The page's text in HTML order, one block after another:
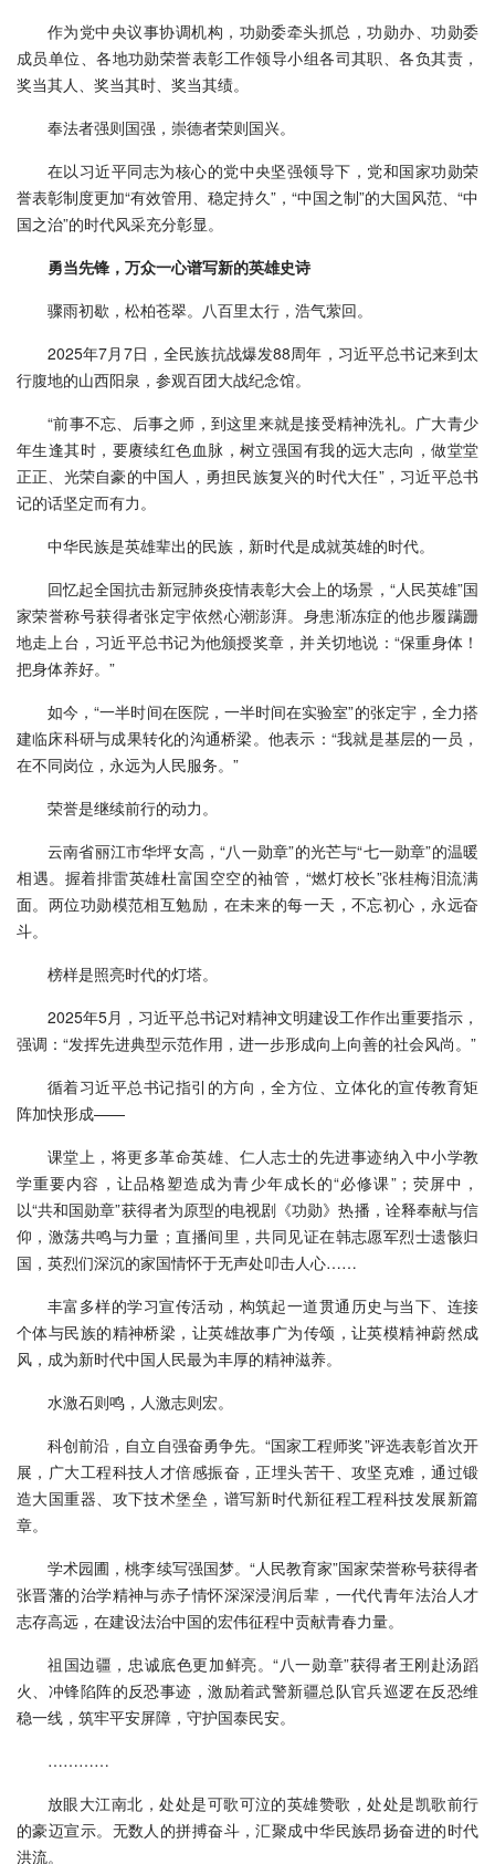
作为党中央议事协调机构，功勋委牵头抓总，功勋办、功勋委
成员单位、各地功勋荣誉表彰工作领导小组各司其职、各负其责，
奖当其人、奖当其时、奖当其绩。
奉法者强则国强，崇德者荣则国兴。
在以习近平同志为核心的党中央坚强领导下，党和国家功勋荣
誉表彰制度更加“有效管用、稳定持久”，“中国之制”的大国风范、“中
国之治”的时代风采充分彰显。
勇当先锋，万众一心谱写新的英雄史诗
骤雨初歇，松柏苍翠。八百里太行，浩气萦回。
2025年7月7日，全民族抗战爆发88周年，习近平总书记来到太
行腹地的山西阳泉，参观百团大战纪念馆。
“前事不忘、后事之师，到这里来就是接受精神洗礼。广大青少
年生逢其时，要赓续红色血脉，树立强国有我的远大志向，做堂堂
正正、光荣自豪的中国人，勇担民族复兴的时代大任”，习近平总书
记的话坚定而有力。
中华民族是英雄辈出的民族，新时代是成就英雄的时代。
回忆起全国抗击新冠肺炎疫情表彰大会上的场景，“人民英雄”国
家荣誉称号获得者张定宇依然心潮澎湃。身患渐冻症的他步履蹒跚
地走上台，习近平总书记为他颁授奖章，并关切地说：“保重身体！
把身体养好。”
如今，“一半时间在医院，一半时间在实验室”的张定宇，全力搭
建临床科研与成果转化的沟通桥梁。他表示：“我就是基层的一员，
在不同岗位，永远为人民服务。”
荣誉是继续前行的动力。
云南省丽江市华坪女高，“八一勋章”的光芒与“七一勋章”的温暖
相遇。握着排雷英雄杜富国空空的袖管，“燃灯校长”张桂梅泪流满
面。两位功勋模范相互勉励，在未来的每一天，不忘初心，永远奋
斗。
榜样是照亮时代的灯塔。
2025年5月，习近平总书记对精神文明建设工作作出重要指示，
强调：“发挥先进典型示范作用，进一步形成向上向善的社会风尚。”
循着习近平总书记指引的方向，全方位、立体化的宣传教育矩
阵加快形成——
课堂上，将更多革命英雄、仁人志士的先进事迹纳入中小学教
学重要内容，让品格塑造成为青少年成长的“必修课”；荧屏中，
以“共和国勋章”获得者为原型的电视剧《功勋》热播，诠释奉献与信
仰，激荡共鸣与力量；直播间里，共同见证在韩志愿军烈士遗骸归
国，英烈们深沉的家国情怀于无声处叩击人心……
丰富多样的学习宣传活动，构筑起一道贯通历史与当下、连接
个体与民族的精神桥梁，让英雄故事广为传颂，让英模精神蔚然成
风，成为新时代中国人民最为丰厚的精神滋养。
水激石则鸣，人激志则宏。
科创前沿，自立自强奋勇争先。“国家工程师奖”评选表彰首次开
展，广大工程科技人才倍感振奋，正埋头苦干、攻坚克难，通过锻
造大国重器、攻下技术堡垒，谱写新时代新征程工程科技发展新篇
章。
学术园圃，桃李续写强国梦。“人民教育家”国家荣誉称号获得者
张晋藩的治学精神与赤子情怀深深浸润后辈，一代代青年法治人才
志存高远，在建设法治中国的宏伟征程中贡献青春力量。
祖国边疆，忠诚底色更加鲜亮。“八一勋章”获得者王刚赴汤蹈
火、冲锋陷阵的反恐事迹，激励着武警新疆总队官兵巡逻在反恐维
稳一线，筑牢平安屏障，守护国泰民安。
…………
放眼大江南北，处处是可歌可泣的英雄赞歌，处处是凯歌前行
的豪迈宣示。无数人的拼搏奋斗，汇聚成中华民族昂扬奋进的时代
洪流。